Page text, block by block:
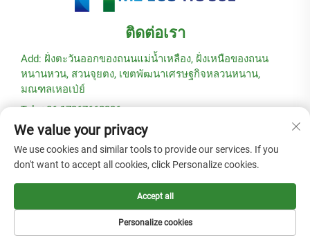
ติดต่อเรา
Add: ฝั่งตะวันออกของถนนแม่น้ำเหลือง, ฝั่งเหนือของถนน
หนานหวน, สวนจุยตง, เขตพัฒนาเศรษฐกิจหลวนหนาน,
มณฑลเหอเป่ย์
Tel: +86-17367662336
อีเมล:[email protected]
Technology Co., Ltd. -นโยบายความเป็นส่วนตัว
We value your privacy
We use cookies and similar tools to provide our services. If you
don't want to accept all cookies, click Personalize cookies.
Personalize cookies
Accept all